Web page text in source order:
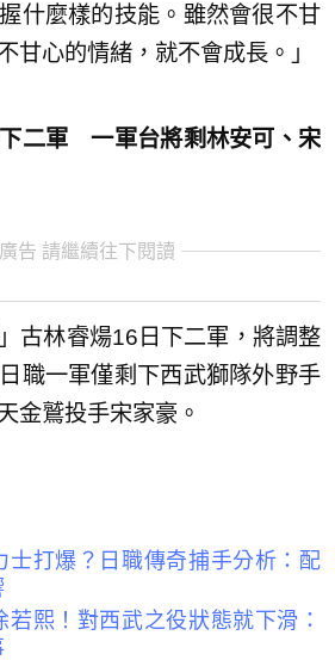
什麼樣的技能。雖然會很不甘
甘心的情緒，就不會成長。」
二軍 一軍台將剩林安可、宋
告 請繼續往下閱讀
古林睿煬16日下二軍，將調整
職一軍僅剩下西武獅隊外野手
金鷲投手宋家豪。
士打爆？日職傳奇捕手分析：配
熙！對西武之役狀態就下滑：